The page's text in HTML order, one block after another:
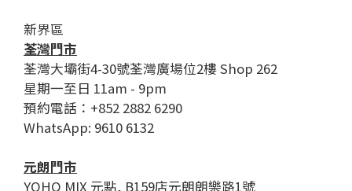
新界區
荃灣門市
荃灣大壩街4-30號荃灣廣場位2樓 Shop 262
星期一至日 11am - 9pm
預約電話：+852 2882 6290
WhatsApp: 9610 6132
元朗門市
YOHO MIX 元點, B159店元朗朗樂路1號